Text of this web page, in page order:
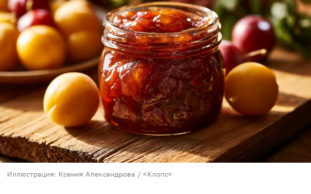
Иллюстрация: Ксения Александрова / «Клопс»